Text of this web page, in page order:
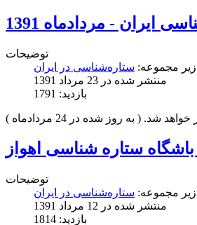
ایران - مردادماه 1391
توضیحات
زیر مجموعه: ستاره‌شناسی در ایران
منتشر شده در 23 مرداد 1391
بازدید: 1791
( به روز شده در 24 مردادماه )
ستاره شناسی اهواز
توضیحات
زیر مجموعه: ستاره‌شناسی در ایران
منتشر شده در 12 مرداد 1391
بازدید: 1814